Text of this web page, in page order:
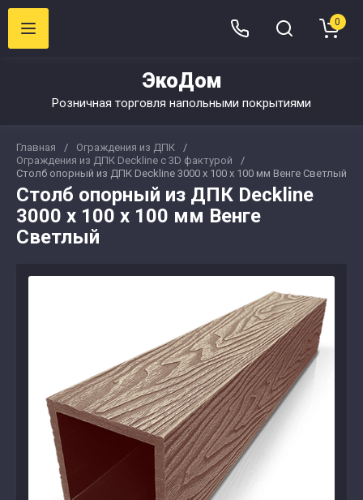
ЭкоДом
Розничная торговля напольными покрытиями
0
Главная / Ограждения из ДПК
/
Ограждения из ДПК Deckline с 3D фактурой
/
Cтолб опорный из ДПК Deckline 3000 х 100 х 100 мм Венге Светлый
Cтолб опорный из ДПК Deckline
3000 х 100 х 100 мм Венге
Светлый